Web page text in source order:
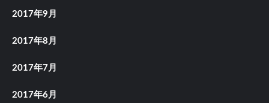
2017年9月
2017年8月
2017年7月
2017年6月